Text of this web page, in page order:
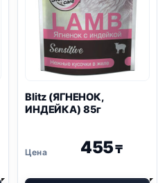
Blitz (ЯГНЕНОК,
ИНДЕЙКА) 85г
455₸